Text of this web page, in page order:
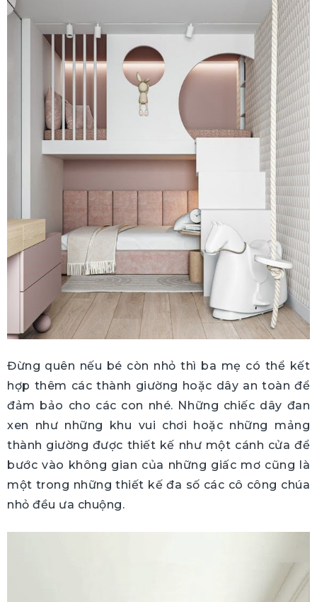
Đừng quên nếu bé còn nhỏ thì ba mẹ có thể kết
hợp thêm các thành giường hoặc dây an toàn để
đảm bảo cho các con nhé. Những chiếc dây đan
xen như những khu vui chơi hoặc những mảng
thành giường được thiết kế như một cánh cửa để
bước vào không gian của những giấc mơ cũng là
một trong những thiết kế đa số các cô công chúa
nhỏ đều ưa chuộng.